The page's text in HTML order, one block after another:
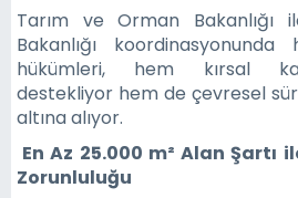
Tarım ve Orman Bakanlığı
Bakanlığı
hükümleri, hem kırsal
destekliyor hem de çevresel
altına alıyor.
En Az 25.000 m² Alan Şartı
Zorunluluğu